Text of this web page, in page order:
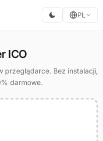
PL
ICO
przeglądarce. Bez instalacji,
darmowe.